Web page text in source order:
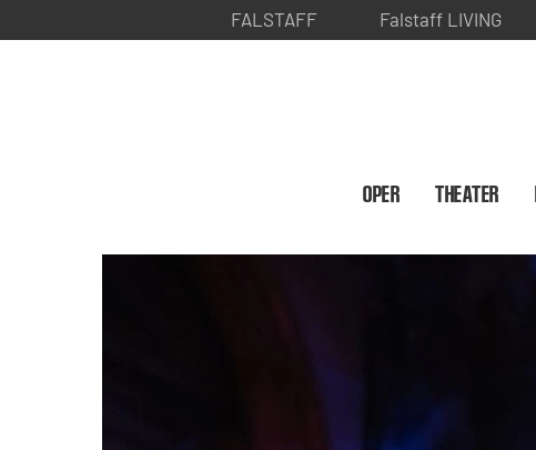
FALSTAFF Falstaff LIVING
OPER THEATER